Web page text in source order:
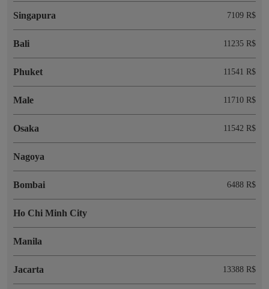
Singapura 7109 R$
Bali 11235 R$
Phuket 11541 R$
Male 11710 R$
Osaka 11542 R$
Nagoya
Bombai 6488 R$
Ho Chi Minh City
Manila
Jacarta 13388 R$